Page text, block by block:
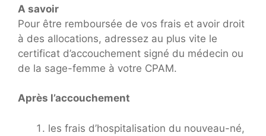
A savoir
Pour être remboursée de vos frais et avoir droit
à des allocations, adressez au plus vite le
certificat d’accouchement signé du médecin ou
de la sage-femme à votre CPAM.
Après l’accouchement
les frais d’hospitalisation du nouveau-né,